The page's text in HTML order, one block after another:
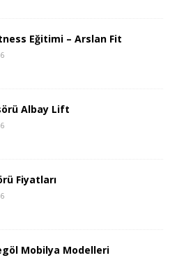
Eğitimi – Arslan Fit
Albay Lift
Fiyatları
Mobilya Modelleri